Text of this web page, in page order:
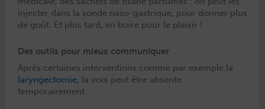
injecter dans la sonde naso-gas­trique, pour don­ner plus
de goût. Et plus tard, en boire pour le plaisir !
Des outils pour mieux communiquer
Après cer­taines inter­ven­tions comme par exem­ple la
laryn­gec­tomie, la voix peut être absente
temporairement.